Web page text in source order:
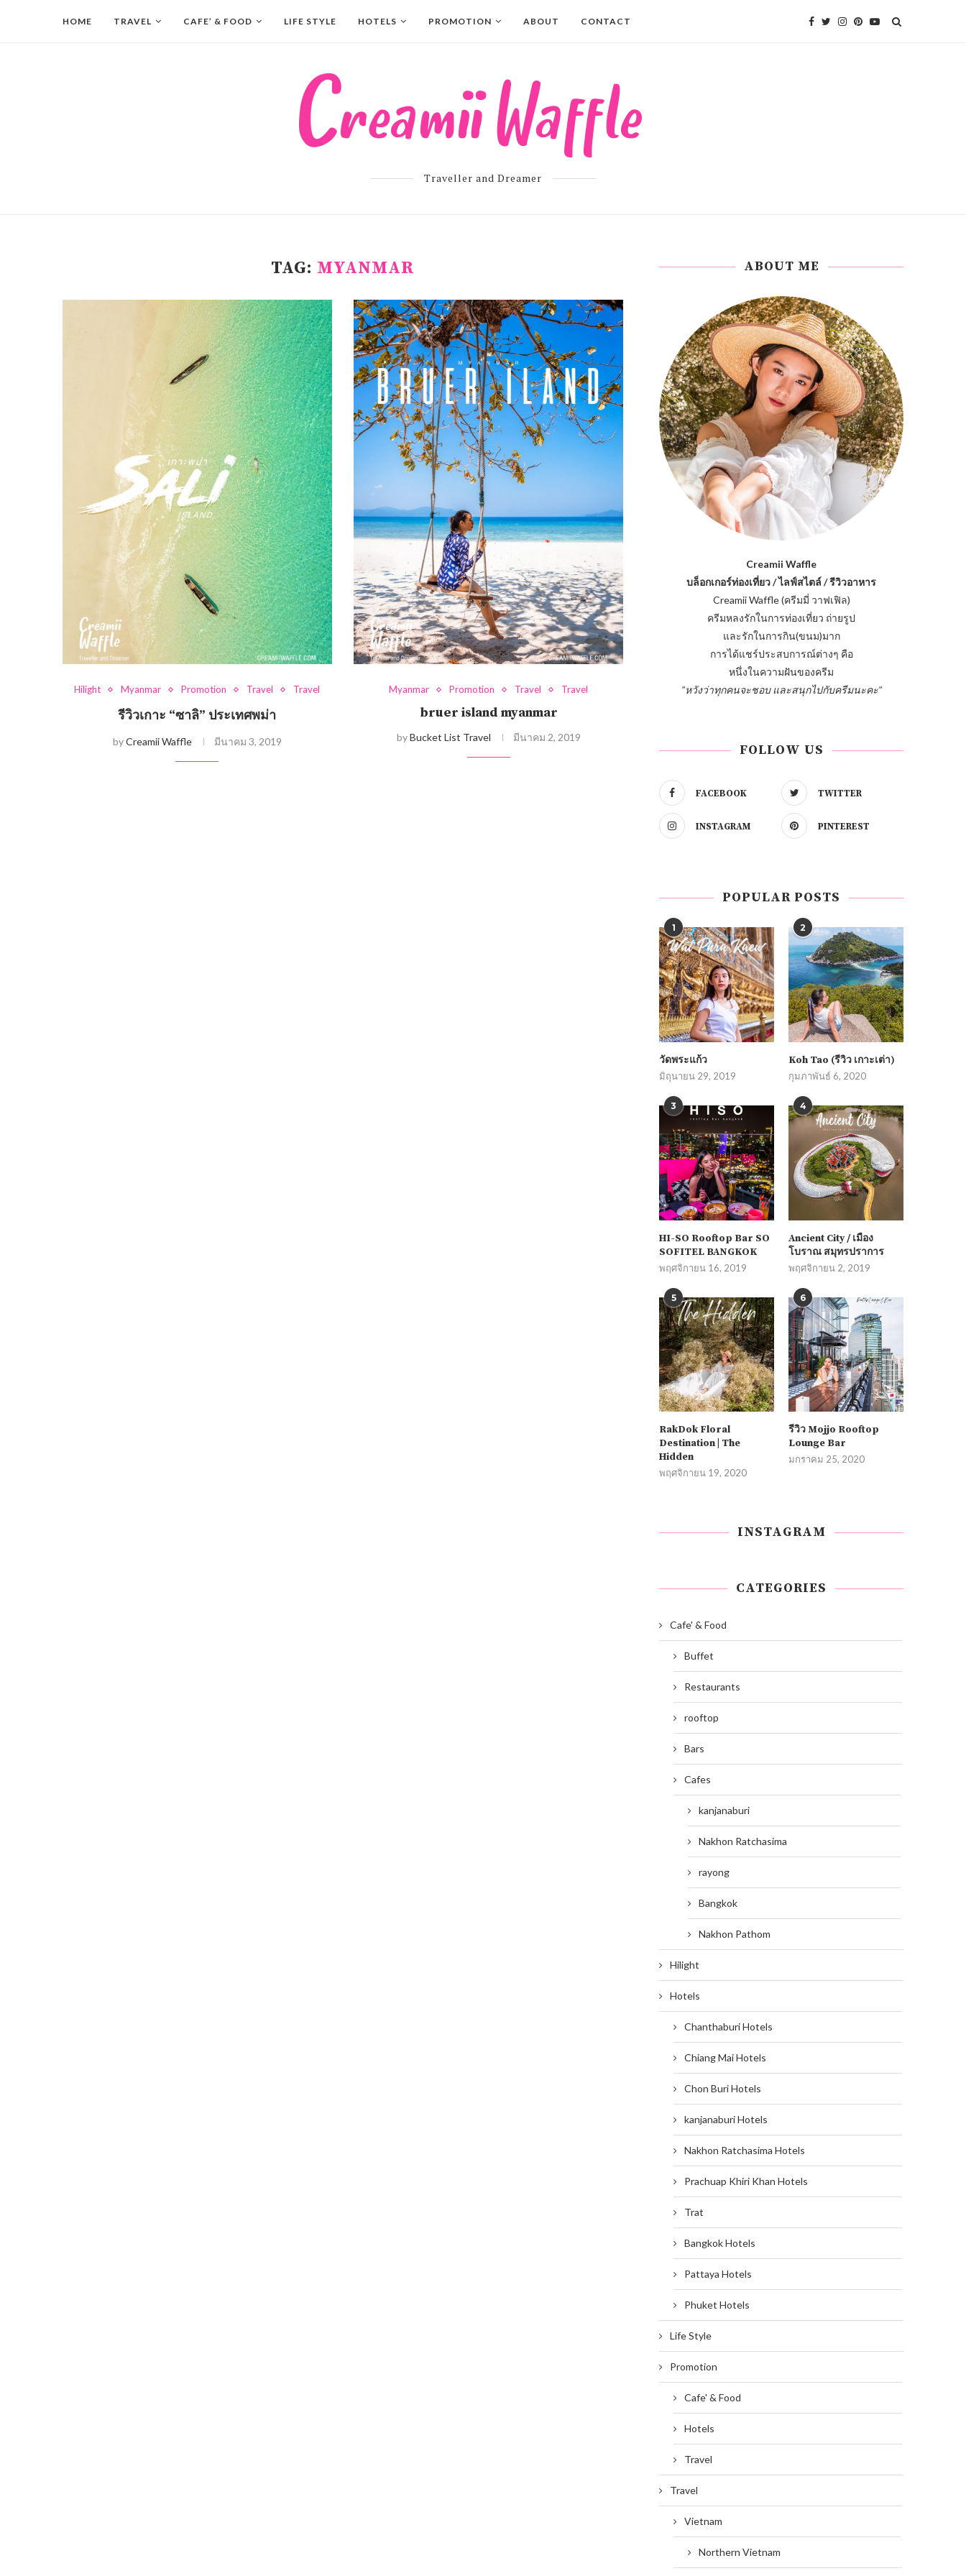
HOME TRAVEL CAFE’ & FOOD LIFE STYLE HOTELS PROMOTION ABOUT CONTACT
Traveller and Dreamer
TAG: MYANMAR
Hilight Myanmar Promotion Travel Travel
รีวิวเกาะ “ซาลิ” ประเทศพม่า
byCreamii Waffle มีนาคม 3, 2019
Myanmar Promotion Travel Travel
bruer island myanmar
byBucket List Travel มีนาคม 2, 2019
ABOUT ME
Creamii Waffle
บล็อกเกอร์ท่องเที่ยว / ไลฟ์สไตล์ / รีวิวอาหาร
Creamii Waffle (ครีมมี่ วาฟเฟิล)
ครีมหลงรักในการท่องเที่ยว ถ่ายรูป
และรักในการกิน(ขนม)มาก
การได้แชร์ประสบการณ์ต่างๆ คือ
หนึ่งในความฝันของครีม
"หวังว่าทุกคนจะชอบ และสนุกไปกับครีมนะคะ"
FOLLOW US
FACEBOOK TWITTER
INSTAGRAM PINTEREST
POPULAR POSTS
1
วัดพระแก้ว
มิถุนายน 29, 2019
2
Koh Tao (รีวิว เกาะเต่า)
กุมภาพันธ์ 6, 2020
3
HI-SO Rooftop Bar SO
SOFITEL BANGKOK
พฤศจิกายน 16, 2019
4
Ancient City / เมือง
โบราณ สมุทรปราการ
พฤศจิกายน 2, 2019
5
RakDok Floral
Destination | The
Hidden
พฤศจิกายน 19, 2020
6
รีวิว Mojjo Rooftop
Lounge Bar
มกราคม 25, 2020
INSTAGRAM
CATEGORIES
Cafe' & Food
Buffet
Restaurants
rooftop
Bars
Cafes
kanjanaburi
Nakhon Ratchasima
rayong
Bangkok
Nakhon Pathom
Hilight
Hotels
Chanthaburi Hotels
Chiang Mai Hotels
Chon Buri Hotels
kanjanaburi Hotels
Nakhon Ratchasima Hotels
Prachuap Khiri Khan Hotels
Trat
Bangkok Hotels
Pattaya Hotels
Phuket Hotels
Life Style
Promotion
Cafe' & Food
Hotels
Travel
Travel
Vietnam
Northern Vietnam